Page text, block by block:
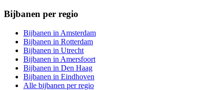
Bijbanen per regio
Bijbanen in Amsterdam
Bijbanen in Rotterdam
Bijbanen in Utrecht
Bijbanen in Amersfoort
Bijbanen in Den Haag
Bijbanen in Eindhoven
Alle bijbanen per regio